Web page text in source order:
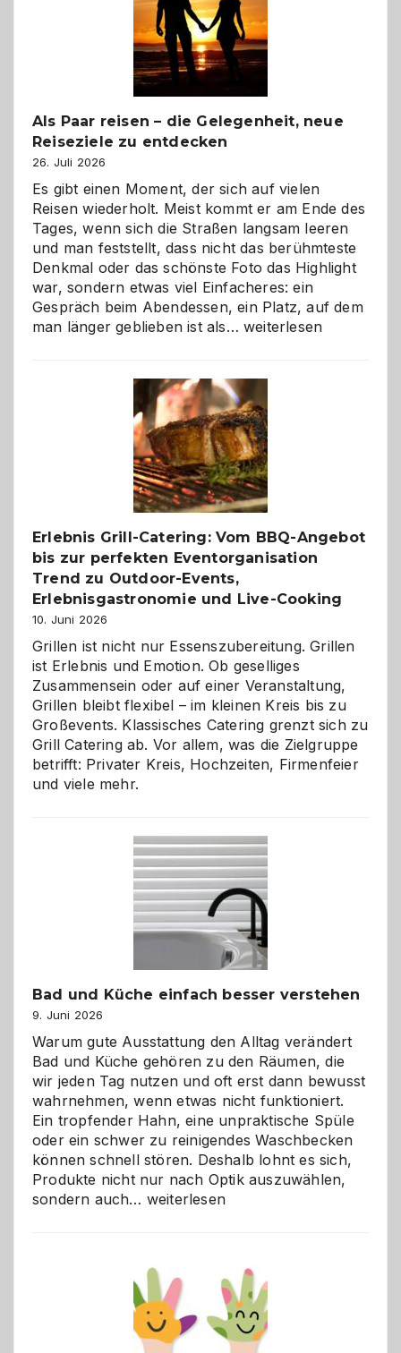
Als Paar reisen – die Gelegenheit, neue
Reiseziele zu entdecken
26. Juli 2026
Es gibt einen Moment, der sich auf vielen
Reisen wiederholt. Meist kommt er am Ende des
Tages, wenn sich die Straßen langsam leeren
und man feststellt, dass nicht das berühmteste
Denkmal oder das schönste Foto das Highlight
war, sondern etwas viel Einfacheres: ein
Gespräch beim Abendessen, ein Platz, auf dem
man länger geblieben ist als… Als
–
die
Gelegenheit,
neue
Reiseziele
zu
entdecken
weiterlesen
Erlebnis Grill-Catering: Vom BBQ-Angebot
bis zur perfekten Eventorganisation
Trend zu Outdoor-Events,
Erlebnisgastronomie und Live-Cooking
10. Juni 2026
Grillen ist nicht nur Essenszubereitung. Grillen
ist Erlebnis und Emotion. Ob geselliges
Zusammensein oder auf einer Veranstaltung,
Grillen bleibt flexibel – im kleinen Kreis bis zu
Großevents. Klassisches Catering grenzt sich zu
Grill Catering ab. Vor allem, was die Zielgruppe
betrifft: Privater Kreis, Hochzeiten, Firmenfeier
und viele mehr.
Bad und Küche einfach besser verstehen
9. Juni 2026
Warum gute Ausstattung den Alltag verändert
Bad und Küche gehören zu den Räumen, die
wir jeden Tag nutzen und oft erst dann bewusst
wahrnehmen, wenn etwas nicht funktioniert.
Ein tropfender Hahn, eine unpraktische Spüle
oder ein schwer zu reinigendes Waschbecken
können schnell stören. Deshalb lohnt es sich,
Produkte nicht nur nach Optik auszuwählen,
sondern auch… Bad
besser
verstehen
weiterlesen